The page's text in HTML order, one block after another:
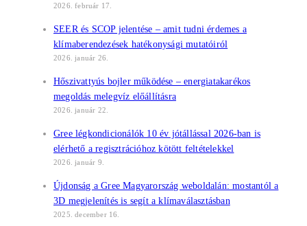
2026. február 17.
SEER és SCOP jelentése – amit tudni érdemes a
klímaberendezések hatékonysági mutatóiról
2026. január 26.
Hőszivattyús bojler működése – energiatakarékos
megoldás melegvíz előállításra
2026. január 22.
Gree légkondicionálók 10 év jótállással 2026-ban is
elérhető a regisztrációhoz kötött feltételekkel
2026. január 9.
Újdonság a Gree Magyarország weboldalán: mostantól a
3D megjelenítés is segít a klímaválasztásban
2025. december 16.